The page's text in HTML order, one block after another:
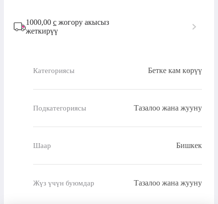
1000,00 с жогору акысыз
жеткирүү
Категориясы Бетке кам көрүү
Подкатегориясы Тазалоо жана жууну
Шаар Бишкек
Жүз үчүн буюмдар Тазалоо жана жууну